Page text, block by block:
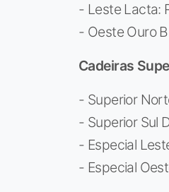
- Leste Lacta:
- Oeste Ouro
Cadeiras
- Superior
- Superior Sul
- Especial
- Especial